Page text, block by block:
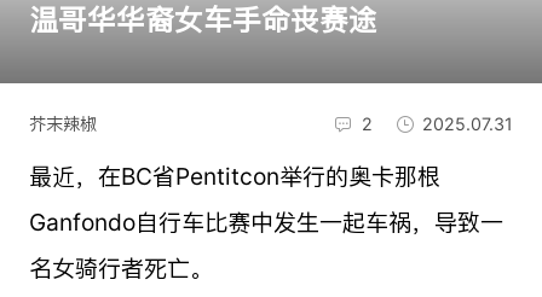
温哥华华裔女车手命丧赛途
芥末辣椒 2 2025.07.31
最近，在BC省Pentitcon举行的奥卡那根
Ganfondo自行车比赛中发生一起车祸，导致一
名女骑行者死亡。